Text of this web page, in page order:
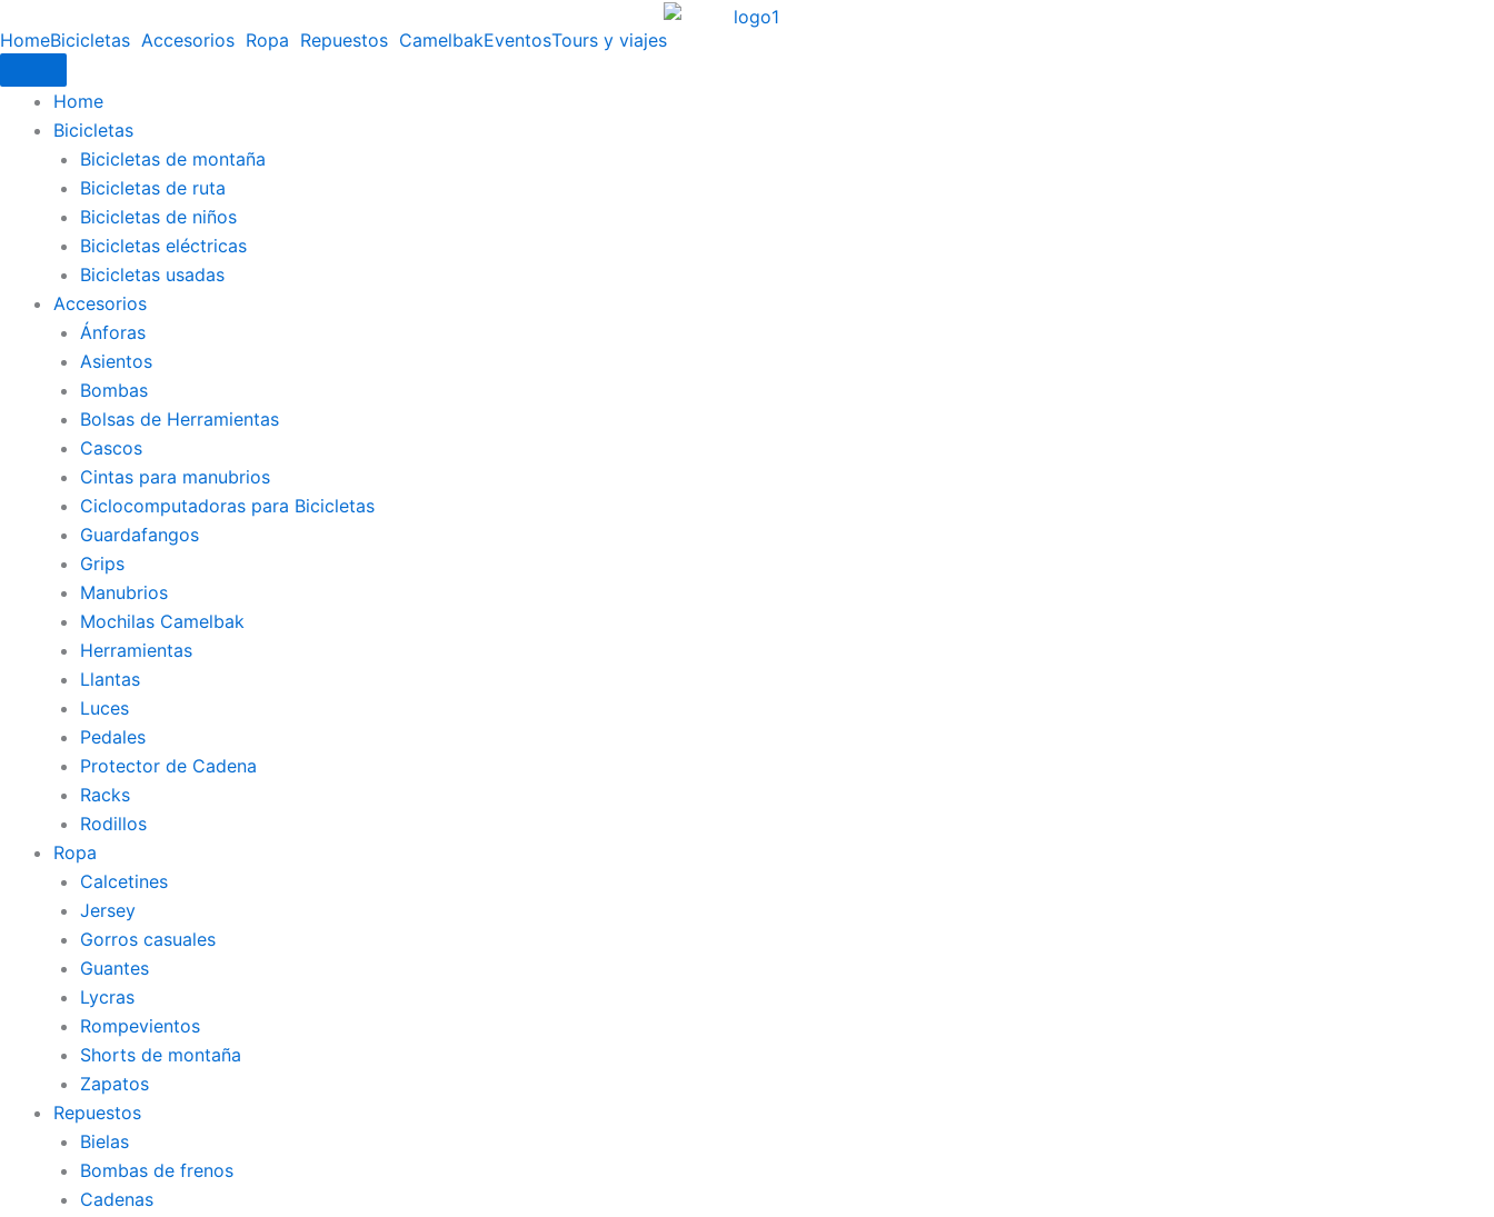
al
HomeBicicletas Accesorios Ropa Repuestos CamelbakEventosTours y viajes
Home
Bicicletas
Bicicletas de montaña
Bicicletas de ruta
Bicicletas de niños
Bicicletas eléctricas
Bicicletas usadas
Accesorios
Ánforas
Asientos
Bombas
Bolsas de Herramientas
Cascos
Cintas para manubrios
Ciclocomputadoras para Bicicletas
Guardafangos
Grips
Manubrios
Mochilas Camelbak
Herramientas
Llantas
Luces
Pedales
Protector de Cadena
Racks
Rodillos
Ropa
Calcetines
Jersey
Gorros casuales
Guantes
Lycras
Rompevientos
Shorts de montaña
Zapatos
Repuestos
Bielas
Bombas de frenos
Cadenas
ESI
Chunky